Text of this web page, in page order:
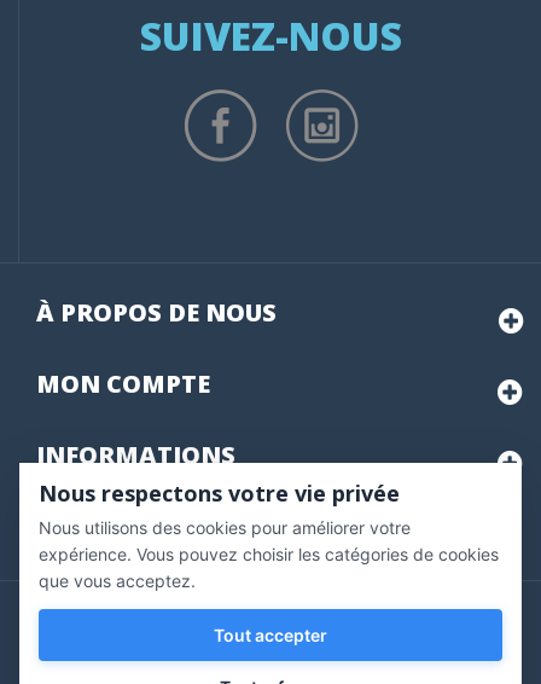
SUIVEZ-NOUS
À PROPOS DE NOUS
MON COMPTE
INFORMATIONS
Marchand approuvé par la Société des Avis Garantis,
pour vérifier .
Copyright © 2020 Vernazobres Grego - tous droits
réservés.
Nous respectons votre vie privée
Nous utilisons des cookies pour améliorer votre
expérience. Vous pouvez choisir les catégories de cookies
que vous acceptez.
Tout accepter